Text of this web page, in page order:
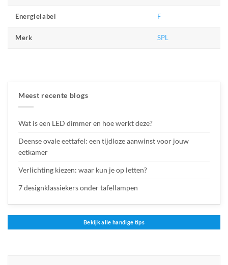
Energielabel F
Merk SPL
Meest recente blogs
Wat is een LED dimmer en hoe werkt deze?
Deense ovale eettafel: een tijdloze aanwinst voor jouw
eetkamer
Verlichting kiezen: waar kun je op letten?
7 designklassiekers onder tafellampen
Bekijk alle handige tips